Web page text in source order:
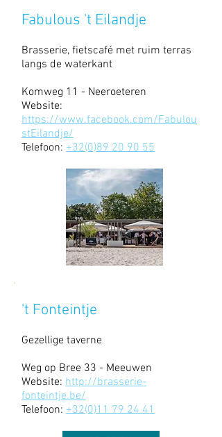
Fabulous 't Eilandje
Brasserie, fietscafé met ruim terras
langs de waterkant
Komweg 11 - Neeroeteren
Website:
https://www.facebook.com/Fabulou
stEilandje/
Telefoon: +32(0)89 20 90 55
't Fonteintje
Gezellige taverne
Weg op Bree 33 - Meeuwen
Website: http://brasserie-
fonteintje.be/
Telefoon: +32(0)11 79 24 41